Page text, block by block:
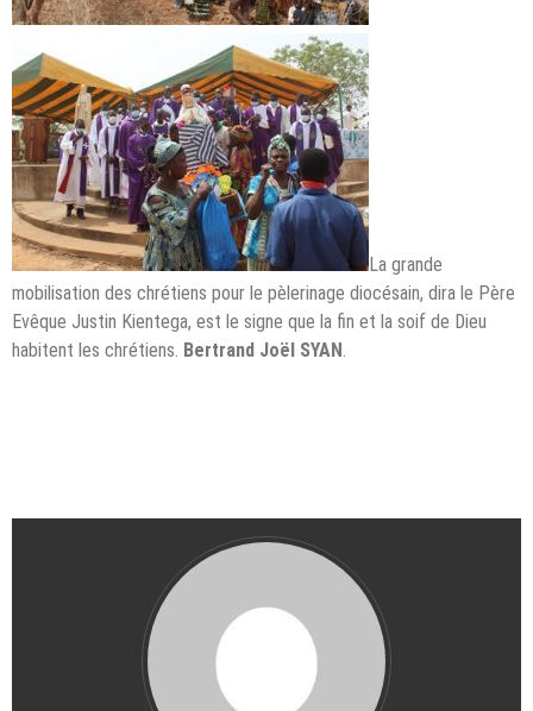
La grande
mobilisation des chrétiens pour le pèlerinage diocésain, dira le Père
Evêque Justin Kientega, est le signe que la fin et la soif de Dieu
habitent les chrétiens. Bertrand Joël SYAN.